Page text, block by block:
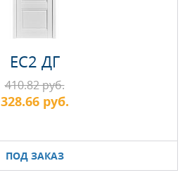
EC2 ДГ
ПОД ЗАКАЗ
410.82 руб.
328.66 руб.